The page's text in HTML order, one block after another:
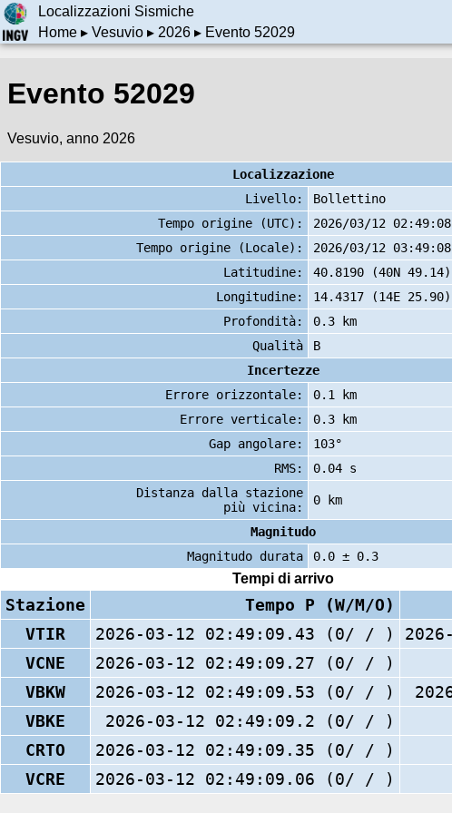
Localizzazioni Sismiche
Home▸ Vesuvio▸ 2026▸ Evento 52029
Evento 52029
Vesuvio, anno 2026
Localizzazione
Livello:
Bollettino
Tempo origine (UTC):
2026/03/12 02:49:08
Tempo origine (Locale):
2026/03/12 03:49:08
Latitudine:
40.8190 (40N 49.14)
Longitudine:
14.4317 (14E 25.90)
Profondità:
0.3 km
Qualità
B
Incertezze
Errore orizzontale:
0.1 km
Errore verticale:
0.3 km
Gap angolare:
103°
RMS:
0.04 s
Distanza dalla stazione
più vicina:
0 km
Magnitudo
Magnitudo durata
0.0 ± 0.3
Tempi di arrivo
Stazione Tempo P (W/M/O)
VTIR
2026-03-12 02:49:09.43 (0/ / )
VCNE
2026-03-12 02:49:09.27 (0/ / )
VBKW
2026-03-12 02:49:09.53 (0/ / )
VBKE
2026-03-12 02:49:09.2 (0/ / )
CRTO
2026-03-12 02:49:09.35 (0/ / )
VCRE
2026-03-12 02:49:09.06 (0/ / )